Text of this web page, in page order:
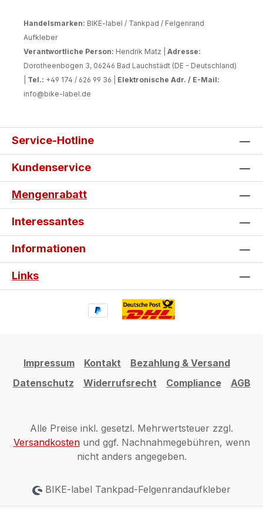
Handelsmarken: BIKE-label / Tankpad / Felgenrand
Aufkleber
Verantwortliche Person: Hendrik Matz | Adresse:
Dorotheenbogen 3, 06246 Bad Lauchstädt (DE - Deutschland)
Tel.: +49 174 / 626 99 36 | Elektronische Adr. / E-Mail:
info@bike-label.de
Service-Hotline
Kundenservice
Mengenrabatt
Interessantes
Informationen
Links
Impressum Kontakt
Bezahlung & Versand
Datenschutz
Widerrufsrecht Compliance AGB
Alle Preise inkl. gesetzl. Mehrwertsteuer zzgl.
Versandkostenund ggf. Nachnahmegebühren, wenn
nicht anders angegeben.
BIKE-label Tankpad-Felgenrandaufkleber